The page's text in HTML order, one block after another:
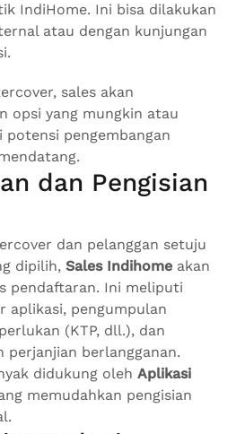
IndiHome. Ini bisa dilakukan
atau dengan kunjungan
sales akan
opsi yang mungkin atau
potensi pengembangan
dan Pengisian
dan pelanggan setuju
dipilih, Sales Indihome akan
pendaftaran. Ini meliputi
aplikasi, pengumpulan
(KTP, dll.), dan
perjanjian berlangganan.
didukung oleh Aplikasi
memudahkan pengisian